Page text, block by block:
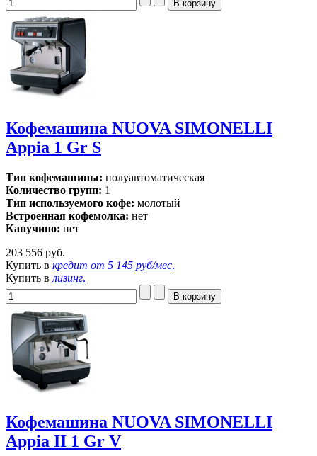
Кофемашина NUOVA SIMONELLI
Appia 1 Gr S
Тип кофемашины: полуавтоматическая
Количество групп: 1
Тип используемого кофе: молотый
Встроенная кофемолка: нет
Капучино: нет
203 556 руб.
Купить в кредит от 5 145 руб/мес.
Купить в лизинг.
Кофемашина NUOVA SIMONELLI
Appia II 1 Gr V